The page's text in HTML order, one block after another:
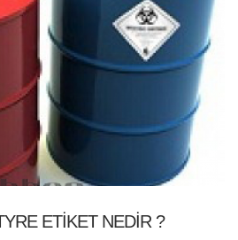
ETIKET NEDIR ?